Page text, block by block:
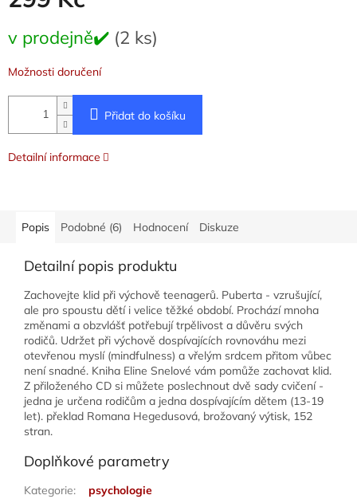
cena:
v prodejně✔️ (2 ks)
Možnosti doručení
Přidat do košíku
Detailní informace
Popis Podobné (6) Hodnocení Diskuze
Detailní popis produktu
Zachovejte klid při výchově teenagerů. Puberta - vzrušující,
ale pro spoustu dětí i velice těžké období. Prochází mnoha
změnami a obzvlášť potřebují trpělivost a důvěru svých
rodičů. Udržet při výchově dospívajících rovnováhu mezi
otevřenou myslí (mindfulness) a vřelým srdcem přitom vůbec
není snadné. Kniha Eline Snelové vám pomůže zachovat klid.
Z přiloženého CD si můžete poslechnout dvě sady cvičení -
jedna je určena rodičům a jedna dospívajícím dětem (13-19
let). překlad Romana Hegedusová, brožovaný výtisk, 152
stran.
Doplňkové parametry
Kategorie:
psychologie